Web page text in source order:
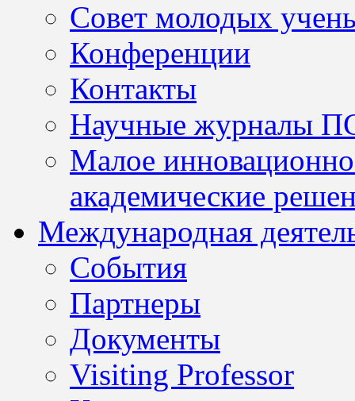
Совет молодых
Конференции
Контакты
Научные журналы
Малое
академические
Международная
События
Партнеры
Документы
Visiting Professor